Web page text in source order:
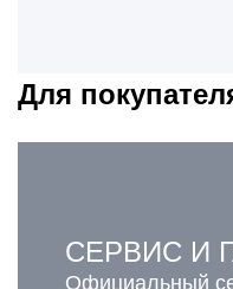
Для
СЕРВИС И
Официальный